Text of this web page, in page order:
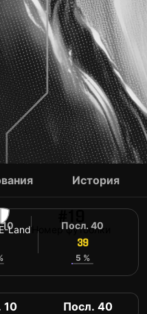
Land Номер футболки
История
Посл. 40
39
5 %
10 Посл. 40